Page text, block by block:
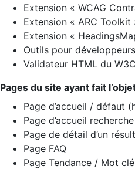
Extension « WCAG
Extension « ARC Toolkit
Extension «
Outils pour
Validateur HTML du
Pages du site ayant fait
Page d’accueil / défaut
Page d’accueil
Page de détail d’un
Page FAQ
Page Tendance / Mot clé